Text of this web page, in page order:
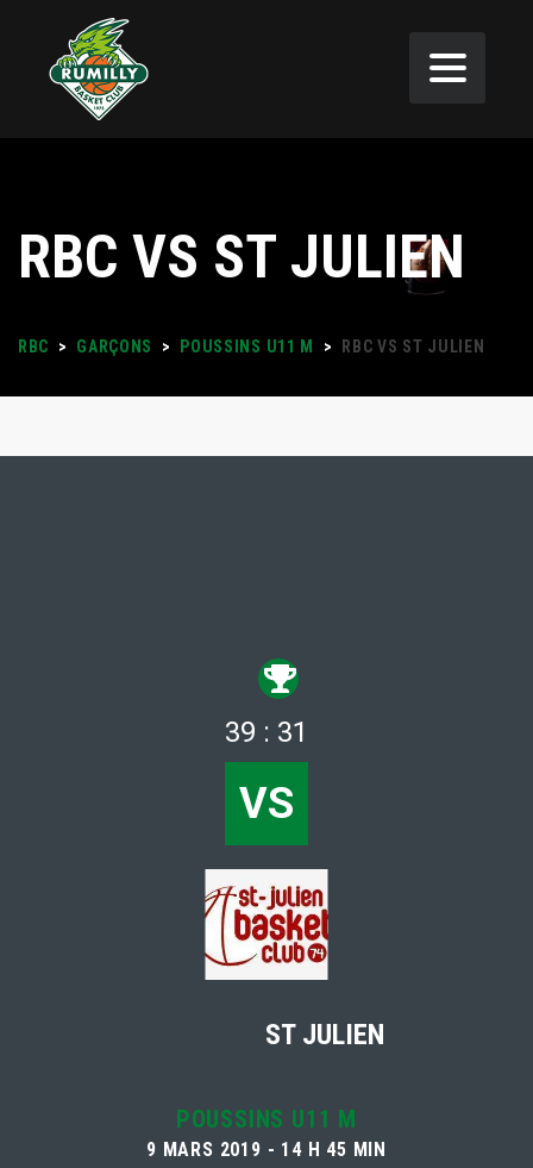
RBC VS ST JULIEN
RBC > GARÇONS > POUSSINS U11 M > RBC VS ST JULIEN
39 : 31
VS
ST JULIEN
POUSSINS U11 M
9 MARS 2019 - 14 H 45 MIN